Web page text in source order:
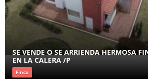
SE VENDE O SE ARRIENDA HERMOSA
EN LA CALERA /P
Finca